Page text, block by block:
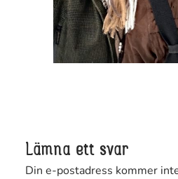
Lämna ett svar
Din e-postadress kommer